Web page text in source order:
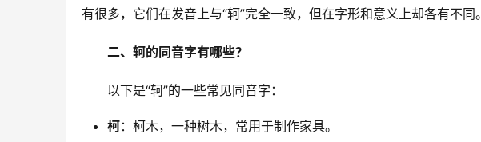
有很多，它们在发音上与“轲”完全一致，但在字形和意义上却各有不同。
二、轲的同音字有哪些？
以下是“轲”的一些常见同音字：
柯：柯木，一种树木，常用于制作家具。